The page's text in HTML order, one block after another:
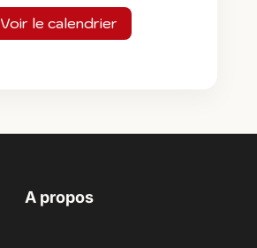
Voir le calendrier
A propos